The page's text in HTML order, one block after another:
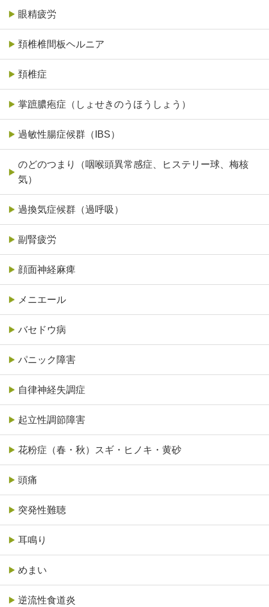
眼精疲労
頚椎椎間板ヘルニア
頚椎症
掌蹠膿疱症（しょせきのうほうしょう）
過敏性腸症候群（IBS）
のどのつまり（咽喉頭異常感症、ヒステリー球、梅核
気）
過換気症候群（過呼吸）
副腎疲労
顔面神経麻痺
メニエール
バセドウ病
パニック障害
自律神経失調症
起立性調節障害
花粉症（春・秋）スギ・ヒノキ・黄砂
頭痛
突発性難聴
耳鳴り
めまい
逆流性食道炎